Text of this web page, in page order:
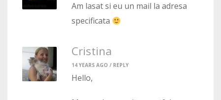
Am lasat si eu un mail la adresa
specificata
Cristina
14 YEARS AGO / REPLY
Hello,